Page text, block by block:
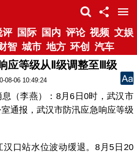
评 国际 国内 评论 视频 文娱
智 城市 地方 环创 汽车
应等级从Ⅱ级调整至Ⅲ级
08-06 10:49:24
李燕）：8月6日0时，武汉市
通报，武汉市防汛应急响应等级
口站水位波动缓退。8月5日20